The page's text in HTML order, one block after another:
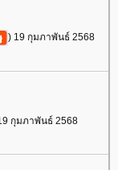
) 19 กุมภาพันธ์ 2568
กุมภาพันธ์ 2568